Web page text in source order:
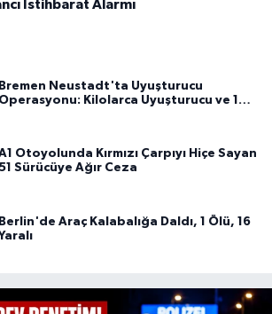
İstihbarat Alarmı
Bremen Neustadt'ta Uyuşturucu
Operasyonu: Kilolarca Uyuşturucu ve 100
Otoyolunda Kırmızı Çarpıyı Hiçe Sayan
51 Sürücüye Ağır Ceza
Berlin'de Araç Kalabalığa Daldı, 1 Ölü, 16